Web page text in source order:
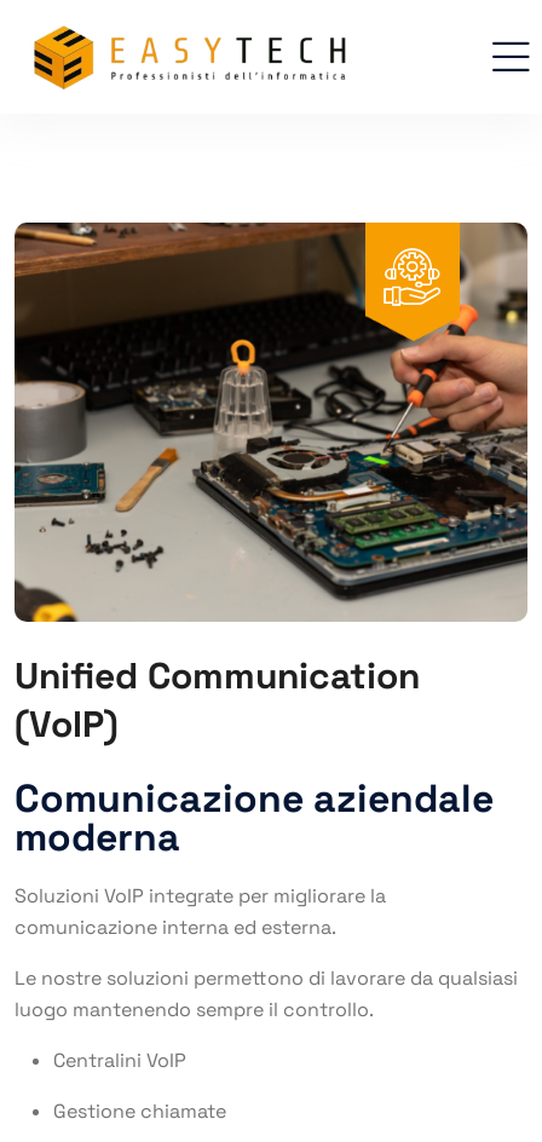
Unified Communication
(VoIP)
Comunicazione aziendale
moderna
Soluzioni VoIP integrate per migliorare la
comunicazione interna ed esterna.
Le nostre soluzioni permettono di lavorare da qualsiasi
luogo mantenendo sempre il controllo.
Centralini VoIP
Gestione chiamate